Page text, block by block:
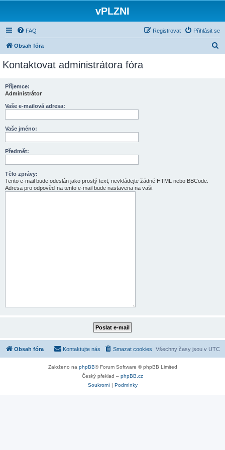
vPLZNI
FAQ Přihlásit se
Registrovat
Obsah fóra
Kontaktovat administrátora fóra
Příjemce:
Administrátor
Vaše e-mailová adresa:
Vaše jméno:
Předmět:
Tělo zprávy:
Tento e-mail bude odeslán jako prostý text, nevkládejte žádné HTML nebo BBCode.
Adresa pro odpověď na tento e-mail bude nastavena na vaši.
Obsah fóra Všechny časy jsou v UTC
Smazat cookies
Kontaktujte nás
Založeno na phpBB® Forum Software © phpBB Limited
Český překlad – phpBB.cz
Soukromí| Podmínky